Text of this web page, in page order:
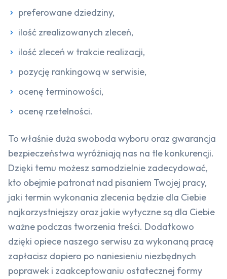
preferowane dziedziny,
ilość zrealizowanych zleceń,
ilość zleceń w trakcie realizacji,
pozycję rankingową w serwisie,
ocenę terminowości,
ocenę rzetelności.
To właśnie duża swoboda wyboru oraz gwarancja
bezpieczeństwa wyróżniają nas na tle konkurencji.
Dzięki temu możesz samodzielnie zadecydować,
kto obejmie patronat nad pisaniem Twojej pracy,
jaki termin wykonania zlecenia będzie dla Ciebie
najkorzystniejszy oraz jakie wytyczne są dla Ciebie
ważne podczas tworzenia treści. Dodatkowo
dzięki opiece naszego serwisu za wykonaną pracę
zapłacisz dopiero po naniesieniu niezbędnych
poprawek i zaakceptowaniu ostatecznej formy